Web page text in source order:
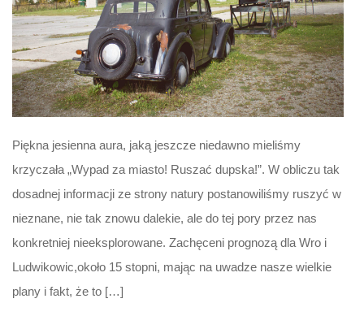
Piękna jesienna aura, jaką jeszcze niedawno mieliśmy
krzyczała „Wypad za miasto! Ruszać dupska!”. W obliczu tak
dosadnej informacji ze strony natury postanowiliśmy ruszyć w
nieznane, nie tak znowu dalekie, ale do tej pory przez nas
konkretniej nieeksplorowane. Zachęceni prognozą dla Wro i
Ludwikowic,około 15 stopni, mając na uwadze nasze wielkie
plany i fakt, że to […]